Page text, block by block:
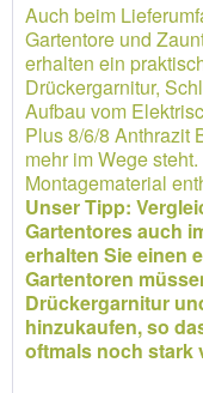
Auch beim
Gartentore und
erhalten ein
Drückergarnitur,
Aufbau vom
Plus 8/6/8 Anthrazit
mehr im Wege
Montagematerial
Unser Tipp:
Gartentores auch
erhalten Sie einen
Gartentoren
Drückergarnitur
hinzukaufen, so
oftmals noch stark